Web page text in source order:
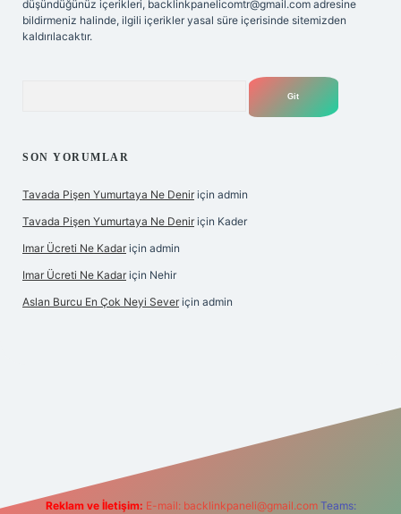
düşündüğünüz içerikleri, backlinkpanelicomtr@gmail.com adresine
bildirmeniz halinde, ilgili içerikler yasal süre içerisinde sitemizden
kaldırılacaktır.
SON YORUMLAR
Tavada Pişen Yumurtaya Ne Denir için admin
Tavada Pişen Yumurtaya Ne Denir için Kader
Imar Ücreti Ne Kadar için admin
Imar Ücreti Ne Kadar için Nehir
Aslan Burcu En Çok Neyi Sever için admin
Reklam ve İletişim: E-mail: backlinkpaneli@gmail.com Teams: